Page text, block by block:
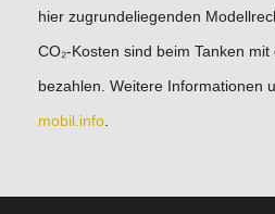
hier zugrundeliegenden
CO₂-Kosten sind beim Tanken
bezahlen. Weitere Informationen
mobil.info